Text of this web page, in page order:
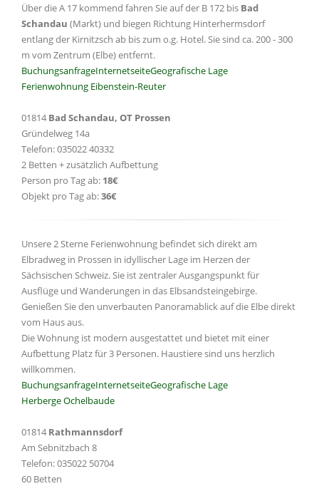
Über die A 17 kommend fahren Sie auf der B 172 bis Bad
Schandau (Markt) und biegen Richtung Hinterhermsdorf
entlang der Kirnitzsch ab bis zum o.g. Hotel. Sie sind ca. 200 - 300
m vom Zentrum (Elbe) entfernt.
BuchungsanfrageInternetseiteGeografische Lage
Ferienwohnung Eibenstein-Reuter
01814 Bad Schandau, OT Prossen
Gründelweg 14a
Telefon: 035022 40332
2 Betten + zusätzlich Aufbettung
Person pro Tag ab: 18€
Objekt pro Tag ab:36€
Unsere 2 Sterne Ferienwohnung befindet sich direkt am
Elbradweg in Prossen in idyllischer Lage im Herzen der
Sächsischen Schweiz. Sie ist zentraler Ausgangspunkt für
Ausflüge und Wanderungen in das Elbsandsteingebirge.
Genießen Sie den unverbauten Panoramablick auf die Elbe direkt
vom Haus aus.
Die Wohnung ist modern ausgestattet und bietet mit einer
Aufbettung Platz für 3 Personen. Haustiere sind uns herzlich
willkommen.
BuchungsanfrageInternetseiteGeografische Lage
Herberge Ochelbaude
01814 Rathmannsdorf
Am Sebnitzbach 8
Telefon: 035022 50704
60 Betten